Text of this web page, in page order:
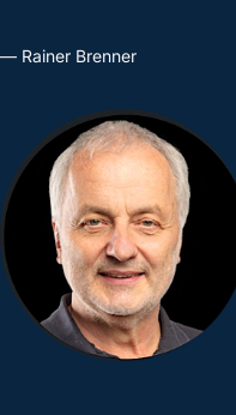
— Rainer Brenner